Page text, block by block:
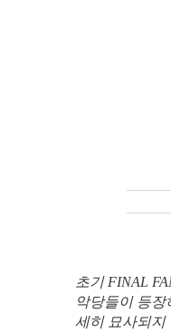
초기 FINAL
악당들이 등
세히 묘사되지